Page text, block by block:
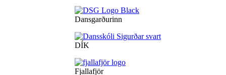
Dansgarðurinn
DÍK
Fjallafjör